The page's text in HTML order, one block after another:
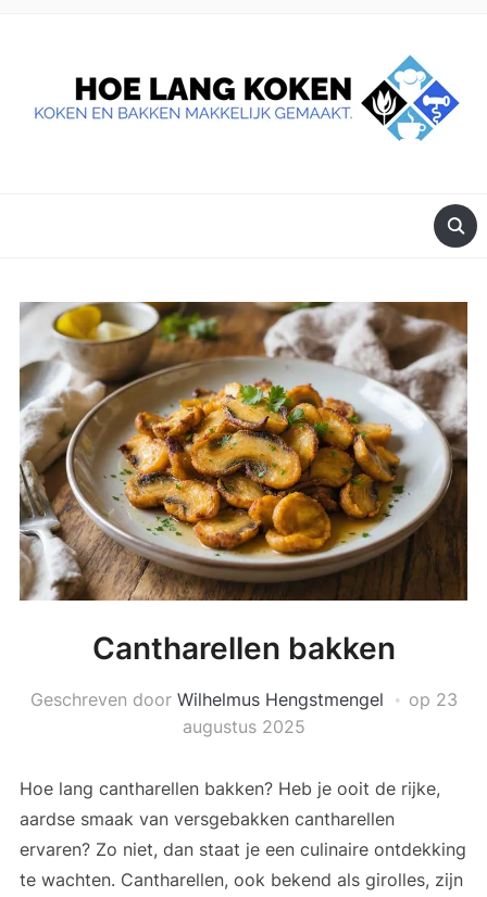
Cantharellen bakken
Geschreven door Wilhelmus Hengstmengel op 23
augustus 2025
Hoe lang cantharellen bakken? Heb je ooit de rijke,
aardse smaak van versgebakken cantharellen
ervaren? Zo niet, dan staat je een culinaire ontdekking
te wachten. Cantharellen, ook bekend als girolles, zijn